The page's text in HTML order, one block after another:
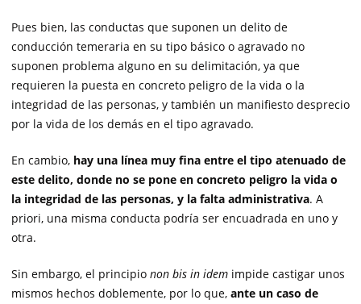
Pues bien, las conductas que suponen un delito de
conducción temeraria en su tipo básico o agravado no
suponen problema alguno en su delimitación, ya que
requieren la puesta en concreto peligro de la vida o la
integridad de las personas, y también un manifiesto desprecio
por la vida de los demás en el tipo agravado.
En cambio, hay una línea muy fina entre el tipo atenuado de
este delito, donde no se pone en concreto peligro la vida o
la integridad de las personas, y la falta administrativa. A
priori, una misma conducta podría ser encuadrada en uno y
otra.
Sin embargo, el principio non bis in idem impide castigar unos
mismos hechos doblemente, por lo que, ante un caso de